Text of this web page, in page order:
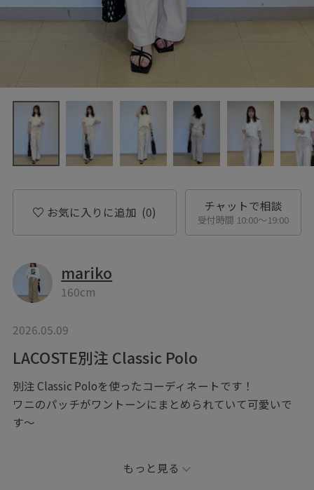
お気に入りに追加 (0) チャットで相談
受付時間 10:00〜19:00
mariko
160cm
2026.05.09
LACOSTE別注 Classic Polo
別注 Classic Poloを使ったコーディネートです！
ワニのパッチがワントーンにまとめられていて可愛いで
す〜
お洋服とも相性よく着ていただけます︎^ ^
もっと見る